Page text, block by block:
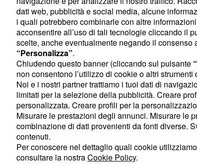
Team Sky
generale in questo Giro d’Italia, conGeraint
designato come leader eMikel Landanella
spalla e possibile guastatore come visto nella
Tutto la preparazione e il piano strategico dello
britannico si è però dissolto in un attimo per un
sfortunato.
Poco prima della salita finale delBlockhaussia
che Landa sono rimasti coinvolti in un’incredibile
provocata da Wilco Kelderman che ha colpito una
della polizia che si era fermata a bordo strada. Gli
dati web, pubblicità e social media, alcune
i quali potrebbero combinarle con altre
acconsentire all’uso di tali tecnologie cliccando il
scelte, anche eventualmente negando il
“Personalizza”.
Chiudendo questo banner (cliccando sul pulsante
non consentono l’utilizzo di cookie o altri
Noi e i nostri partner trattiamo i tuoi dati di
limitati per la selezione della pubblicità. Creare
personalizzata. Creare profili per la
Misurare le prestazioni degli annunci. Misurare le
combinazione di dati provenienti da fonti diverse.
contenuti.
Per conoscere nel dettaglio quali cookie
consultare la nostraCookie Policy.